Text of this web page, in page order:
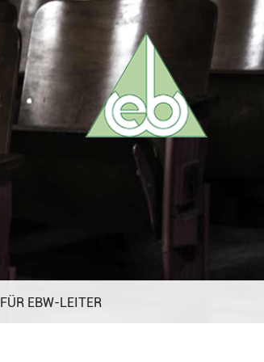
FÜR EBW-LEITER